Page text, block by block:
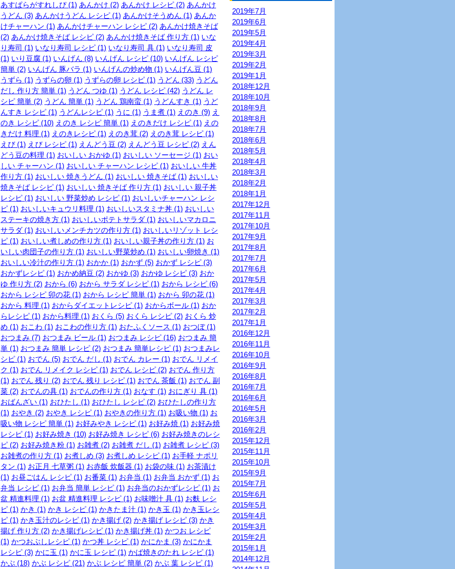
あすぱらがすれしぴ (1) あんかけ (2) あんかけ レシピ (2) あんかけ
うどん (3) あんかけうどん レシピ (1) あんかけそうめん (1) あんか
けチャーハン (1) あんかけチャーハン レシピ (2) あんかけ焼きそば
(2) あんかけ焼きそば レシピ (2) あんかけ焼きそば 作り方 (1) いな
り寿司 (1) いなり寿司 レシピ (1) いなり寿司 具 (1) いなり寿司 皮
(1) いり豆腐 (1) いんげん (8) いんげん レシピ (10) いんげん レシピ
簡単 (2) いんげん 豚バラ (1) いんげんの炒め物 (1) いんげん豆 (1)
うずら (1) うずらの卵 (1) うずらの卵 レシピ (1) うどん (33) うどん
だし 作り方 簡単 (1) うどん つゆ (1) うどん レシピ (42) うどん レ
シピ 簡単 (2) うどん 簡単 (1) うどん 鶏南蛮 (1) うどんすき (1) うど
んすき レシピ (1) うどんレシピ (1) うに (1) うま煮 (1) えのき (9) え
のき レシピ (10) えのき レシピ 簡単 (1) えのきだけ レシピ (1) えの
きだけ 料理 (1) えのきレシピ (1) えのき茸 (2) えのき茸 レシピ (1)
えび (1) えび レシピ (1) えんどう豆 (2) えんどう豆 レシピ (2) えん
どう豆の料理 (1) おいしい おかゆ (1) おいしい ソーセージ (1) おい
しい チャーハン (1) おいしい チャーハン レシピ (1) おいしい 牛丼
作り方 (1) おいしい 焼きうどん (1) おいしい 焼きそば (1) おいしい
焼きそば レシピ (1) おいしい 焼きそば 作り方 (1) おいしい 親子丼
レシピ (1) おいしい 野菜炒め レシピ (1) おいしいチャーハン レシ
ピ (1) おいしいキュウリ料理 (1) おいしいスタミナ丼 (1) おいしい
ステーキの焼き方 (1) おいしいポテトサラダ (1) おいしいマカロニ
サラダ (1) おいしいメンチカツの作り方 (1) おいしいリゾット レシ
ピ (1) おいしい煮しめの作り方 (1) おいしい親子丼の作り方 (1) お
いしい肉団子の作り方 (1) おいしい野菜炒め (1) おいしい卵焼き (1)
おいしい冷汁の作り方 (1) おかか (1) おかず (5) おかず レシピ (3)
おかずレシピ (1) おかめ納豆 (2) おかゆ (3) おかゆ レシピ (3) おか
ゆ 作り方 (2) おから (6) おから サラダ レシピ (1) おから レシピ (6)
おから レシピ 卯の花 (1) おから レシピ 簡単 (1) おから 卯の花 (1)
おから 料理 (1) おからダイエットレシピ (1) おからボール (1) おか
らレシピ (1) おから料理 (1) おくら (5) おくら レシピ (2) おくら 炒
め (1) おこわ (1) おこわの作り方 (1) おたふくソース (1) おつぼ (1)
おつまみ (7) おつまみ ビール (1) おつまみ レシピ (16) おつまみ 簡
単 (1) おつまみ 簡単 レシピ (2) おつまみ 簡単レシピ (1) おつまみレ
シピ (1) おでん (5) おでん だし (1) おでん カレー (1) おでん リメイ
ク (1) おでん リメイク レシピ (1) おでん レシピ (2) おでん 作り方
(1) おでん 残り (2) おでん 残り レシピ (1) おでん 茶飯 (1) おでん 副
菜 (2) おでんの具 (1) おでんの作り方 (1) おなす (1) おにぎり 具 (1)
おばんざい (1) おひたし (1) おひたし レシピ (2) おひたしの作り方
(1) おやき (2) おやき レシピ (1) おやきの作り方 (1) お吸い物 (1) お
吸い物 レシピ 簡単 (1) お好みやき レシピ (1) お好み焼 (1) お好み焼
レシピ (1) お好み焼き (10) お好み焼き レシピ (6) お好み焼きのレシ
ピ (2) お好み焼き粉 (1) お雑煮 (2) お雑煮 だし (1) お雑煮 レシピ (3)
お雑煮の作り方 (1) お煮しめ (3) お煮しめ レシピ (1) お手軽 ナポリ
タン (1) お正月 七草粥 (1) お赤飯 炊飯器 (1) お袋の味 (1) お茶漬け
(1) お昼ごはん レシピ (1) お番菜 (1) お弁当 (1) お弁当 おかず (1) お
弁当 レシピ (1) お弁当 簡単 レシピ (1) お弁当のおかずレシピ (1) お
盆 精進料理 (1) お盆 精進料理 レシピ (1) お味噌汁 具 (1) お麩 レシ
ピ (1) かき (1) かき レシピ (1) かきたま汁 (1) かき玉 (1) かき玉レシ
ピ (1) かき玉汁のレシピ (1) かき揚げ (2) かき揚げ レシピ (3) かき
揚げ 作り方 (2) かき揚げレシピ (1) かき揚げ丼 (1) かつお レシピ
(1) かつおぶしレシピ (1) かつ丼 レシピ (1) かにかま (3) かにかま
レシピ (3) かに玉 (1) かに玉 レシピ (1) かば焼きのたれ レシピ (1)
かぶ (18) かぶ レシピ (21) かぶ レシピ 簡単 (2) かぶ 葉 レシピ (1)
2019年7月
2019年6月
2019年5月
2019年4月
2019年3月
2019年2月
2019年1月
2018年12月
2018年10月
2018年9月
2018年8月
2018年7月
2018年6月
2018年5月
2018年4月
2018年3月
2018年2月
2018年1月
2017年12月
2017年11月
2017年10月
2017年9月
2017年8月
2017年7月
2017年6月
2017年5月
2017年4月
2017年3月
2017年2月
2017年1月
2016年12月
2016年11月
2016年10月
2016年9月
2016年8月
2016年7月
2016年6月
2016年5月
2016年3月
2016年2月
2015年12月
2015年11月
2015年10月
2015年9月
2015年7月
2015年6月
2015年5月
2015年4月
2015年3月
2015年2月
2015年1月
2014年12月